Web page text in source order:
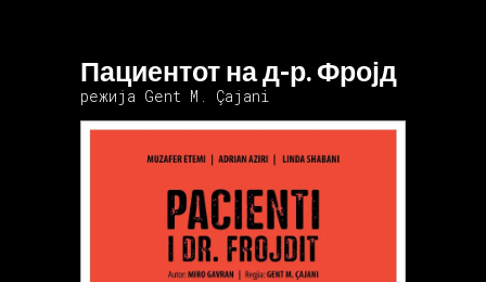
Пациентот на д-р. Фројд
режија Gent M. Çajani